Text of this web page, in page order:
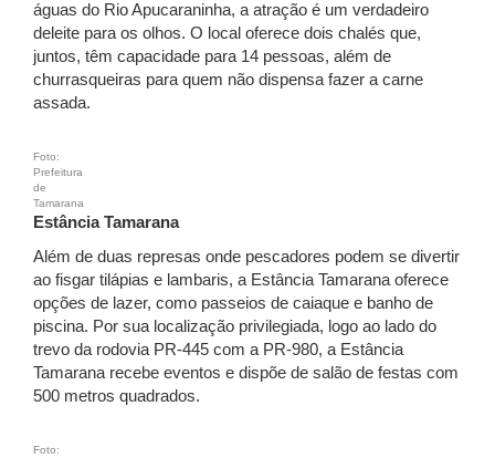
águas do Rio Apucaraninha, a atração é um verdadeiro
deleite para os olhos. O local oferece dois chalés que,
juntos, têm capacidade para 14 pessoas, além de
churrasqueiras para quem não dispensa fazer a carne
assada.
Foto:
Prefeitura
de
Tamarana
Estância Tamarana
Além de duas represas onde pescadores podem se divertir
ao fisgar tilápias e lambaris, a Estância Tamarana oferece
opções de lazer, como passeios de caiaque e banho de
piscina. Por sua localização privilegiada, logo ao lado do
trevo da rodovia PR-445 com a PR-980, a Estância
Tamarana recebe eventos e dispõe de salão de festas com
500 metros quadrados.
Foto: